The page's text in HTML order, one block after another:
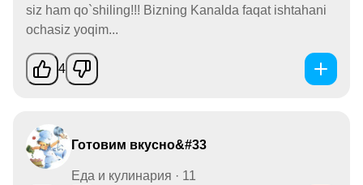
siz ham qo`shiling!!! Bizning Kanalda faqat ishtahani
ochasiz yoqim...
4
Готовим вкусно&#33
Еда и кулинария · 11